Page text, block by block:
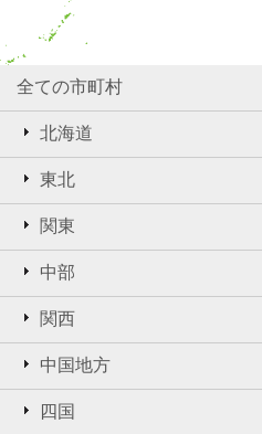
全ての市町村
北海道
東北
関東
中部
関西
中国地方
四国